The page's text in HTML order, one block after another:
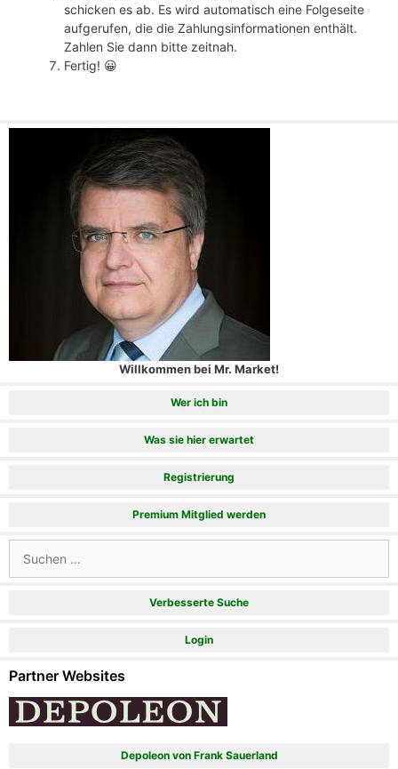
schicken es ab. Es wird automatisch eine Folgeseite
aufgerufen, die die Zahlungsinformationen enthält.
Zahlen Sie dann bitte zeitnah.
Fertig! 😀
Willkommen bei Mr. Market!
Wer ich bin
Was sie hier erwartet
Registrierung
Premium Mitglied werden
nach:
Verbesserte Suche
Login
Partner Websites
Depoleon von Frank Sauerland